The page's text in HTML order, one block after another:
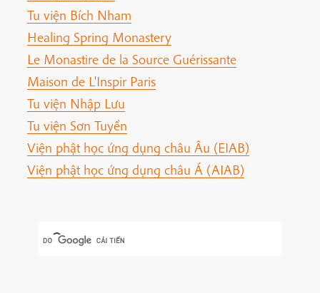
Tu viện Bích Nham
Healing Spring Monastery
Le Monastire de la Source Guérissante
Maison de L'Inspir Paris
Tu viện Nhập Lưu
Tu viện Sơn Tuyền
Viện phật học ứng dụng châu Âu (EIAB)
Viện phật học ứng dụng châu Á (AIAB)